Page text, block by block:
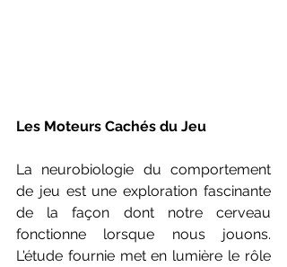
Les Moteurs Cachés du Jeu
La neurobiologie du comportement
de jeu est une exploration fascinante
de la façon dont notre cerveau
fonctionne lorsque nous jouons.
L'étude fournie met en lumière le rôle